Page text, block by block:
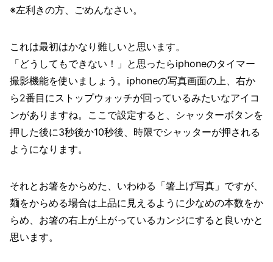
※左利きの方、ごめんなさい。
これは最初はかなり難しいと思います。
「どうしてもできない！」と思ったらiphoneのタイマー
撮影機能を使いましょう。iphoneの写真画面の上、右か
ら2番目にストップウォッチが回っているみたいなアイコ
ンがありますね。ここで設定すると、シャッターボタンを
押した後に3秒後か10秒後、時限でシャッターが押される
ようになります。
それとお箸をからめた、いわゆる「箸上げ写真」ですが、
麺をからめる場合は上品に見えるように少なめの本数をか
らめ、お箸の右上が上がっているカンジにすると良いかと
思います。